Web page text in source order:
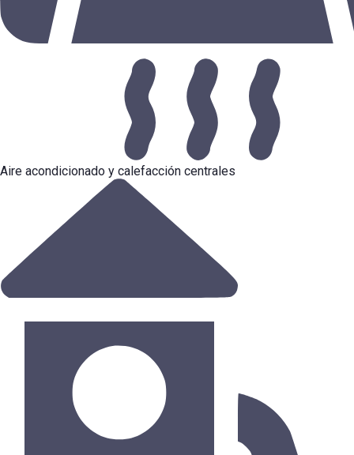
Aire acondicionado y calefacción centrales